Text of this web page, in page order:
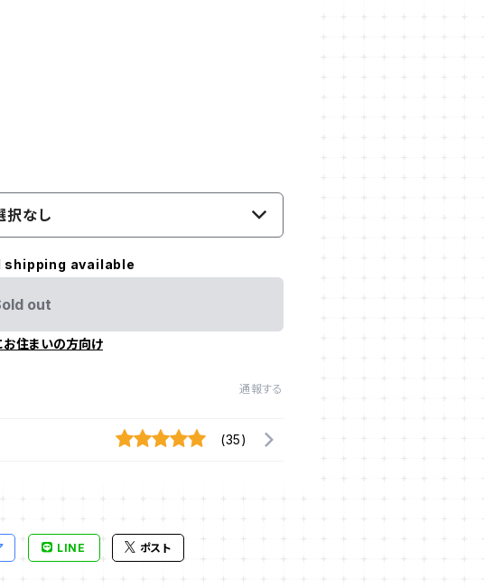
択なし
available
out
お住まいの方向け
通報する
(35)
LINE ポスト